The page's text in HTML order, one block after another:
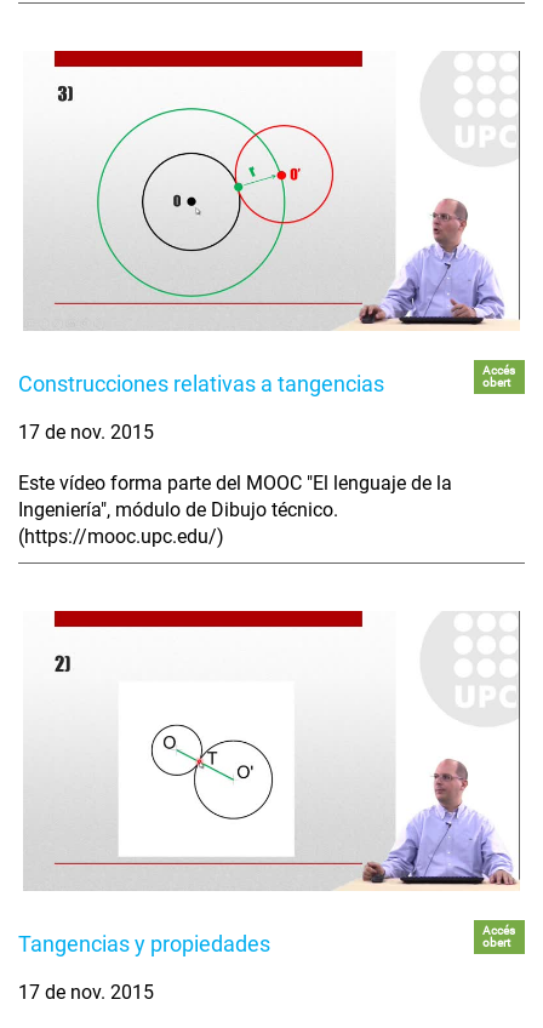
Construcciones relativas a tangencias
Accés
obert
17 de nov. 2015
Este vídeo forma parte del MOOC "El lenguaje de la
Ingeniería", módulo de Dibujo técnico.
(https://mooc.upc.edu/)
Tangencias y propiedades
Accés
obert
17 de nov. 2015